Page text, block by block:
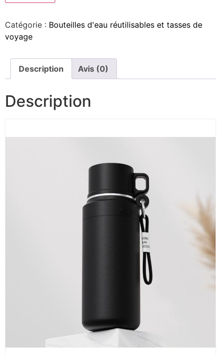
Catégorie : Bouteilles d'eau réutilisables et tasses de
voyage
Description Avis (0)
Description